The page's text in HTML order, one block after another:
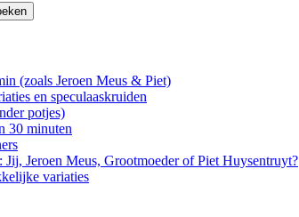
(zoals Jeroen Meus & Piet)
en speculaaskruiden
potjes)
30 minuten
Jeroen Meus, Grootmoeder of Piet Huysentruyt?
variaties